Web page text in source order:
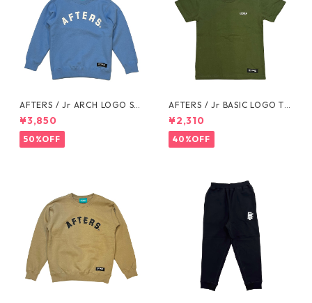
AFTERS / Jr ARCH LOGO SW
EAT
¥3,850
50%OFF
AFTERS / Jr BASIC LOGO TE
E
¥2,310
40%OFF